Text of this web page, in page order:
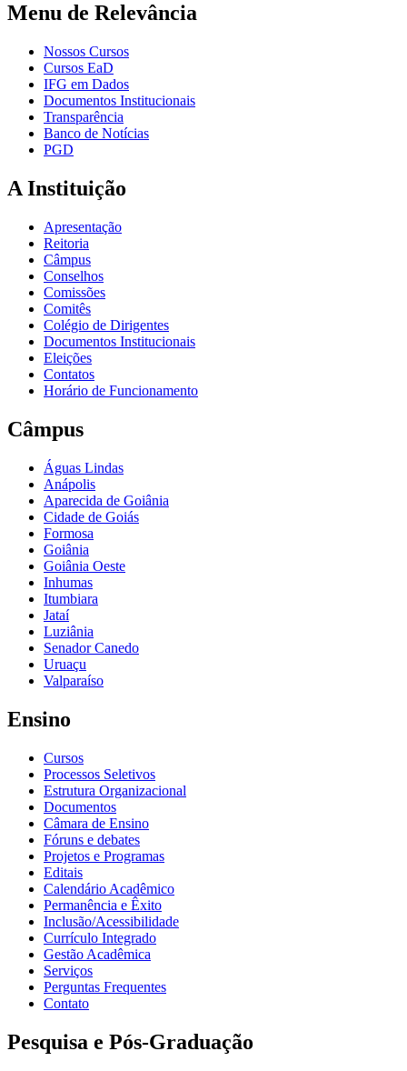
Menu de Relevância
Nossos Cursos
Cursos EaD
IFG em Dados
Documentos Institucionais
Transparência
Banco de Notícias
PGD
A Instituição
Apresentação
Reitoria
Câmpus
Conselhos
Comissões
Comitês
Colégio de Dirigentes
Documentos Institucionais
Eleições
Contatos
Horário de Funcionamento
Câmpus
Águas Lindas
Anápolis
Aparecida de Goiânia
Cidade de Goiás
Formosa
Goiânia
Goiânia Oeste
Inhumas
Itumbiara
Jataí
Luziânia
Senador Canedo
Uruaçu
Valparaíso
Ensino
Cursos
Processos Seletivos
Estrutura Organizacional
Documentos
Câmara de Ensino
Fóruns e debates
Projetos e Programas
Editais
Calendário Acadêmico
Permanência e Êxito
Inclusão/Acessibilidade
Currículo Integrado
Gestão Acadêmica
Serviços
Perguntas Frequentes
Contato
Pesquisa e Pós-Graduação